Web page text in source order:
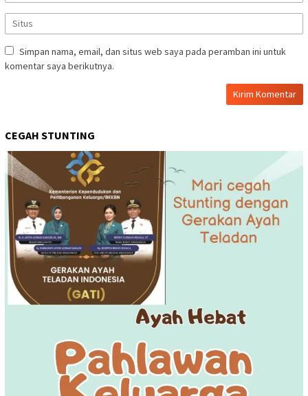
Simpan nama, email, dan situs web saya pada peramban ini untuk
komentar saya berikutnya.
CEGAH STUNTING